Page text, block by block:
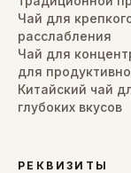
Чай для
расслабления
Чай для
для
Китайский чай
глубоких вкусов
РЕКВИЗИТЫ